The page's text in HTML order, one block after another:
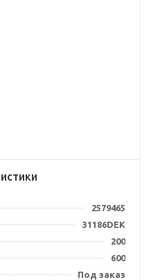
2579465
31186DEK
200
600
Под заказ